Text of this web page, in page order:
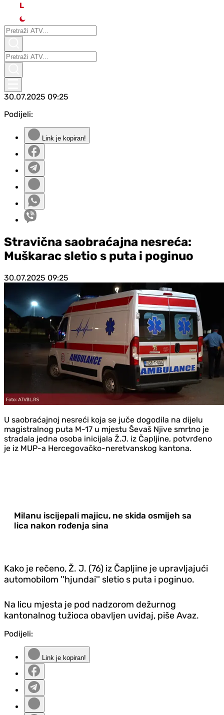
L
30.07.2025 09:25
Podijeli:
Link je kopiran!
Stravična saobraćajna nesreća:
Muškarac sletio s puta i poginuo
30.07.2025 09:25
U saobraćajnoj nesreći koja se juče dogodila na dijelu
magistralnog puta M-17 u mjestu Ševaš Njive smrtno je
stradala jedna osoba inicijala Ž.J. iz Čapljine, potvrđeno
je iz MUP-a Hercegovačko-neretvanskog kantona.
Milanu iscijepali majicu, ne skida osmijeh sa
lica nakon rođenja sina
Kako je rečeno, Ž. J. (76) iz Čapljine je upravljajući
automobilom ''hjundai'' sletio s puta i poginuo.
Na licu mjesta je pod nadzorom dežurnog
kantonalnog tužioca obavljen uviđaj, piše Avaz.
Podijeli:
Link je kopiran!